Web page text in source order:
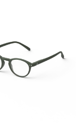
Cesta